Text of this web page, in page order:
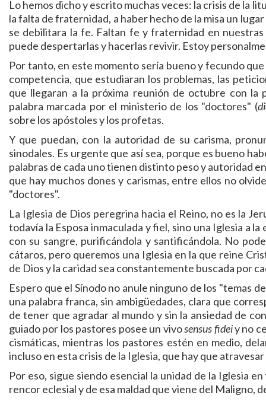
Lo hemos dicho y escrito muchas veces: la crisis de la
la falta de fraternidad, a haber hecho de la misa un
se debilitara la fe. Faltan fe y fraternidad en
puede despertarlas y hacerlas revivir. Estoy
Por tanto, en este momento sería bueno y fecundo
competencia, que estudiaran los problemas, las
que llegaran a la próxima reunión de octubre con la
palabra marcada por el ministerio de los "doctores" (
sobre los apóstoles y los profetas.
Y que puedan, con la autoridad de su carisma,
sinodales. Es urgente que así sea, porque es bueno
palabras de cada uno tienen distinto peso y autoridad
que hay muchos dones y carismas, entre ellos no
"doctores".
La Iglesia de Dios peregrina hacia el Reino, no es la
todavía la Esposa inmaculada y fiel, sino una Iglesia a
con su sangre, purificándola y santificándola. No
cátaros, pero queremos una Iglesia en la que reine
de Dios y la caridad sea constantemente buscada por
Espero que el Sínodo no anule ninguno de los "temas
una palabra franca, sin ambigüedades, clara que
de tener que agradar al mundo y sin la ansiedad de
guiado por los pastores posee un vivosensus fideiy no
cismáticas, mientras los pastores estén en medio,
incluso en esta crisis de la Iglesia, que hay que
Por eso, sigue siendo esencial la unidad de la Iglesia
rencor eclesial y de esa maldad que viene del Maligno,